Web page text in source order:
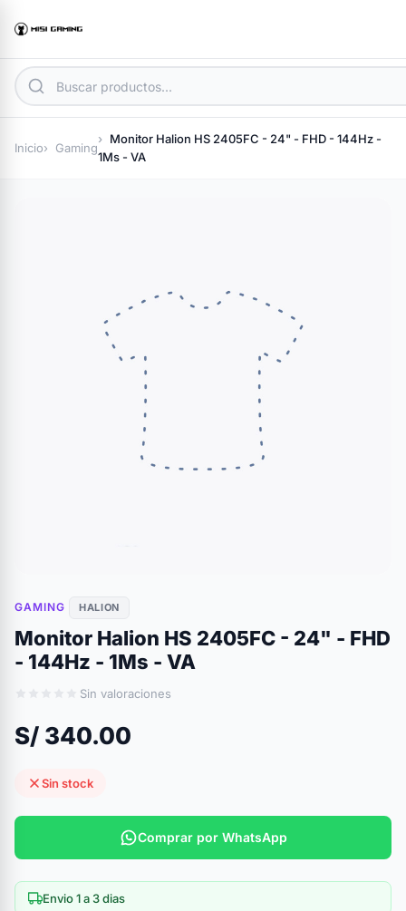
Inicio Gaming
Monitor Halion HS 2405FC - 24" - FHD - 144Hz -
1Ms - VA
GAMING HALION
Monitor Halion HS 2405FC - 24" - FHD
- 144Hz - 1Ms - VA
Sin valoraciones
S/ 340.00
Sin stock
Comprar por WhatsApp
Envio 1 a 3 dias